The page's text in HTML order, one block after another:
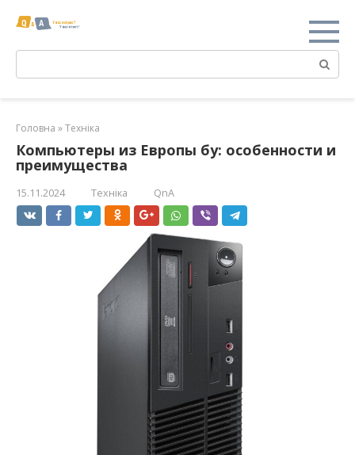
Поиск:
Головна »Техніка
Компьютеры из Европы бу: особенности и
преимущества
15.11.2024 Техніка QnA